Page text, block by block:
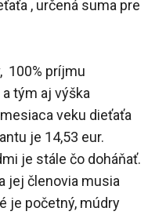
, určená suma pre
100% príjmu
a tým aj výška
veku dieťaťa
je 14,53 eur.
je stále čo doháňať.
jej členovia musia
je početný, múdry